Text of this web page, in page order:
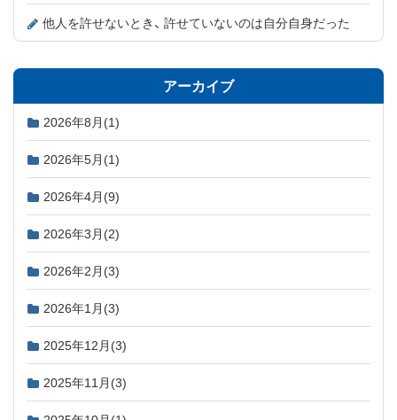
他人を許せないとき、 許せていないのは自分自身だった
アーカイブ
2026年8月 (1)
2026年5月 (1)
2026年4月 (9)
2026年3月 (2)
2026年2月 (3)
2026年1月 (3)
2025年12月 (3)
2025年11月 (3)